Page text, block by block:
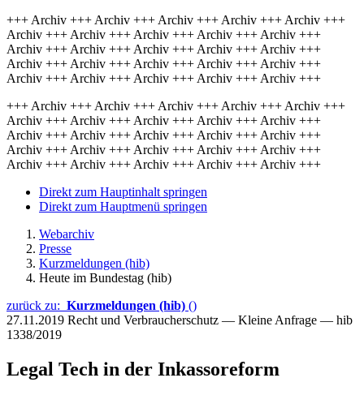
+++ Archiv +++ Archiv +++ Archiv +++ Archiv +++ Archiv +++
Archiv +++ Archiv +++ Archiv +++ Archiv +++ Archiv +++
Archiv +++ Archiv +++ Archiv +++ Archiv +++ Archiv +++
Archiv +++ Archiv +++ Archiv +++ Archiv +++ Archiv +++
Archiv +++ Archiv +++ Archiv +++ Archiv +++ Archiv +++
+++ Archiv +++ Archiv +++ Archiv +++ Archiv +++ Archiv +++
Archiv +++ Archiv +++ Archiv +++ Archiv +++ Archiv +++
Archiv +++ Archiv +++ Archiv +++ Archiv +++ Archiv +++
Archiv +++ Archiv +++ Archiv +++ Archiv +++ Archiv +++
Archiv +++ Archiv +++ Archiv +++ Archiv +++ Archiv +++
Direkt zum Hauptinhalt springen
Direkt zum Hauptmenü springen
Webarchiv
Presse
Kurzmeldungen (hib)
Heute im Bundestag (hib)
zurück zu: Kurzmeldungen (hib) ()
27.11.2019 Recht und Verbraucherschutz — Kleine Anfrage — hib
1338/2019
Legal Tech in der Inkassoreform